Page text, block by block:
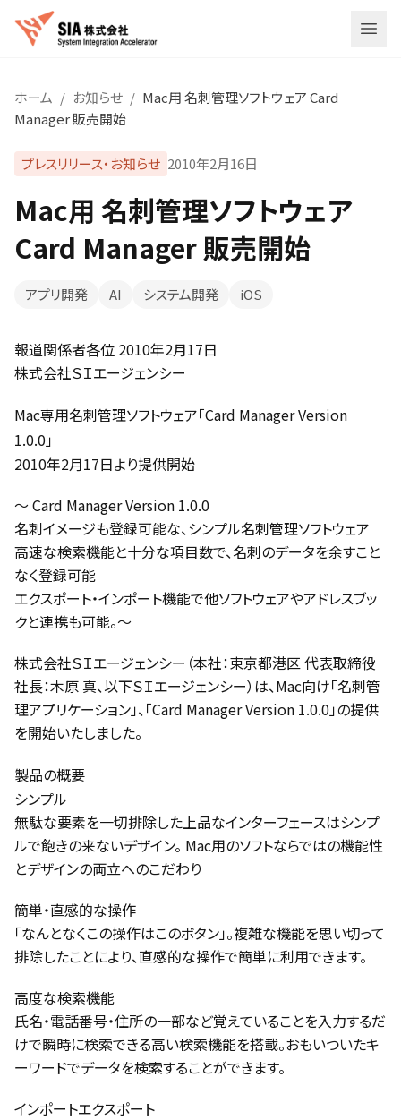
メニ
ホーム / お知らせ / Mac用 名刺管理ソフトウェア Card
Manager 販売開始
プレスリリース・お知らせ 2010年2月16日
Mac用 名刺管理ソフトウェア
Card Manager 販売開始
アプリ開発 AI システム開発 iOS
報道関係者各位 2010年2月17日
株式会社ＳＩエージェンシー
Mac専用名刺管理ソフトウェア「Card Manager Version
1.0.0」
2010年2月17日より提供開始
～ Card Manager Version 1.0.0
名刺イメージも登録可能な、シンプル名刺管理ソフトウェア
高速な検索機能と十分な項目数で、名刺のデータを余すこと
なく登録可能
エクスポート・インポート機能で他ソフトウェアやアドレスブッ
クと連携も可能。～
株式会社ＳＩエージェンシー（本社：東京都港区 代表取締役
社長：木原 真、以下ＳＩエージェンシー）は、Mac向け「名刺管
理アプリケーション」、「Card Manager Version 1.0.0」の提供
を開始いたしました。
製品の概要
シンプル
無駄な要素を一切排除した上品なインターフェースはシンプ
ルで飽きの来ないデザイン。 Mac用のソフトならではの機能性
とデザインの両立へのこだわり
簡単・直感的な操作
「なんとなくこの操作はこのボタン」。複雑な機能を思い切って
排除したことにより、直感的な操作で簡単に利用できます。
高度な検索機能
氏名・電話番号・住所の一部など覚えていることを入力するだ
けで瞬時に検索できる高い検索機能を搭載。おもいついたキ
ーワードでデータを検索することができます。
インポートエクスポート